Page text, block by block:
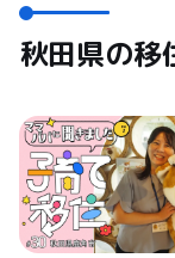
秋田県の移